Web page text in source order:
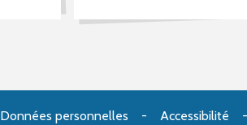
Données personnelles Accessibilité